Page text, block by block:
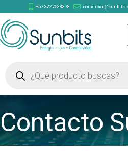
+57 3227538378
Contacto